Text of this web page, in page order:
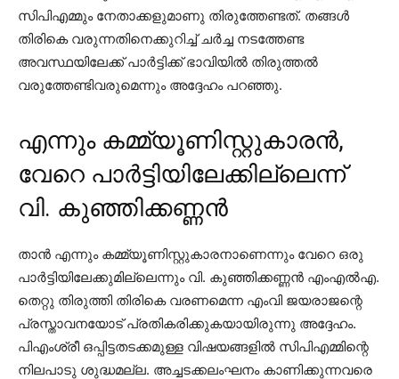
സിപിഎമ്മും നേതാക്കളുമാണു തിരുത്തേണ്ടത്. തങ്ങള്‍
തിരികെ വരുന്നതിനെക്കുറിച്ച് ചര്‍ച്ച നടത്തേണ്ട
അവസ്ഥയിലേക്ക് പാര്‍ട്ടിക്ക് ഭാവിയില്‍ തിരുത്തല്‍
വരുത്തേണ്ടിവരുമെന്നും അദ്ദേഹം പറഞ്ഞു.
എന്നും കമ്മ്യൂണിസ്റ്റുകാരൻ,
വേറെ പാർട്ടിയിലേക്കില്ലെന്ന്
വി. കുഞ്ഞിക്കണ്ണൻ
താന്‍ എന്നും കമ്മ്യൂണിസ്റ്റുകാരനാണെന്നും വേറെ ഒരു
പാര്‍ട്ടിയിലേക്കുമില്ലെന്നും വി. കുഞ്ഞിക്കണ്ണന്‍ എംഎല്‍എ.
തെറ്റു തിരുത്തി തിരികെ വരണമെന്ന എംവി ജയരാജന്റെ
പ്രസ്താവനയോട് പ്രതികരിക്കുകയായിരുന്നു അദ്ദേഹം.
പിഎംശ്രീ ഒപ്പിട്ടതടക്കമുള്ള വിഷയങ്ങളില്‍ സിപിഎമ്മിന്റെ
നിലപാടു ശുദ്ധമല്ല. അച്ചടക്കലംഘനം കാണിക്കുന്നവരെ